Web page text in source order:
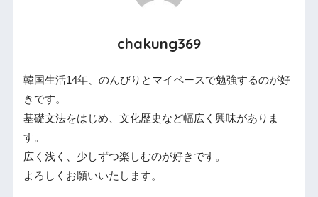
chakung369
韓国生活14年、のんびりとマイペースで勉強するのが好
きです。
基礎文法をはじめ、文化歴史など幅広く興味がありま
す。
広く浅く、少しずつ楽しむのが好きです。
よろしくお願いいたします。